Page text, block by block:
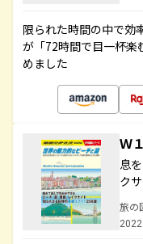
限られた時間の中で効
が「72時間で目一杯楽
めました
Ｗ
息
ク
旅の